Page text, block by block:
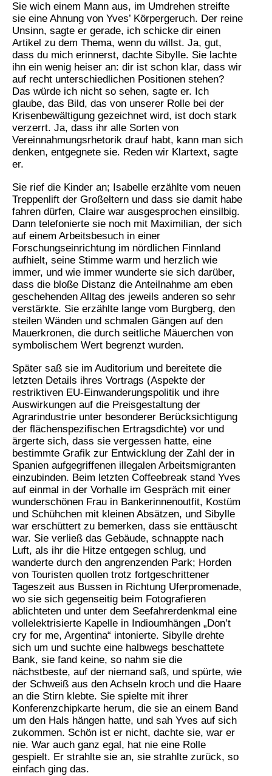
Sie wich einem Mann aus, im Umdrehen streifte
sie eine Ahnung von Yves’ Körpergeruch. Der reine
Unsinn, sagte er gerade, ich schicke dir einen
Artikel zu dem Thema, wenn du willst. Ja, gut,
dass du mich erinnerst, dachte Sibylle. Sie lachte
ihn ein wenig heiser an: dir ist schon klar, dass wir
auf recht unterschiedlichen Positionen stehen?
Das würde ich nicht so sehen, sagte er. Ich
glaube, das Bild, das von unserer Rolle bei der
Krisenbewältigung gezeichnet wird, ist doch stark
verzerrt. Ja, dass ihr alle Sorten von
Vereinnahmungsrhetorik drauf habt, kann man sich
denken, entgegnete sie. Reden wir Klartext, sagte
er.
Sie rief die Kinder an; Isabelle erzählte vom neuen
Treppenlift der Großeltern und dass sie damit habe
fahren dürfen, Claire war ausgesprochen einsilbig.
Dann telefonierte sie noch mit Maximilian, der sich
auf einem Arbeitsbesuch in einer
Forschungseinrichtung im nördlichen Finnland
aufhielt, seine Stimme warm und herzlich wie
immer, und wie immer wunderte sie sich darüber,
dass die bloße Distanz die Anteilnahme am eben
geschehenden Alltag des jeweils anderen so sehr
verstärkte. Sie erzählte lange vom Burgberg, den
steilen Wänden und schmalen Gängen auf den
Mauerkronen, die durch seitliche Mäuerchen von
symbolischem Wert begrenzt wurden.
Später saß sie im Auditorium und bereitete die
letzten Details ihres Vortrags (Aspekte der
restriktiven EU-Einwanderungspolitik und ihre
Auswirkungen auf die Preisgestaltung der
Agrarindustrie unter besonderer Berücksichtigung
der flächenspezifischen Ertragsdichte) vor und
ärgerte sich, dass sie vergessen hatte, eine
bestimmte Grafik zur Entwicklung der Zahl der in
Spanien aufgegriffenen illegalen Arbeitsmigranten
einzubinden. Beim letzten Coffeebreak stand Yves
auf einmal in der Vorhalle im Gespräch mit einer
wunderschönen Frau in Bankerinnenoutfit, Kostüm
und Schühchen mit kleinen Absätzen, und Sibylle
war erschüttert zu bemerken, dass sie enttäuscht
war. Sie verließ das Gebäude, schnappte nach
Luft, als ihr die Hitze entgegen schlug, und
wanderte durch den angrenzenden Park; Horden
von Touristen quollen trotz fortgeschrittener
Tageszeit aus Bussen in Richtung Uferpromenade,
wo sie sich gegenseitig beim Fotografieren
ablichteten und unter dem Seefahrerdenkmal eine
vollelektrisierte Kapelle in Indioumhängen „Don’t
cry for me, Argentina“ intonierte. Sibylle drehte
sich um und suchte eine halbwegs beschattete
Bank, sie fand keine, so nahm sie die
nächstbeste, auf der niemand saß, und spürte, wie
der Schweiß aus den Achseln kroch und die Haare
an die Stirn klebte. Sie spielte mit ihrer
Konferenzchipkarte herum, die sie an einem Band
um den Hals hängen hatte, und sah Yves auf sich
zukommen. Schön ist er nicht, dachte sie, war er
nie. War auch ganz egal, hat nie eine Rolle
gespielt. Er strahlte sie an, sie strahlte zurück, so
einfach ging das.